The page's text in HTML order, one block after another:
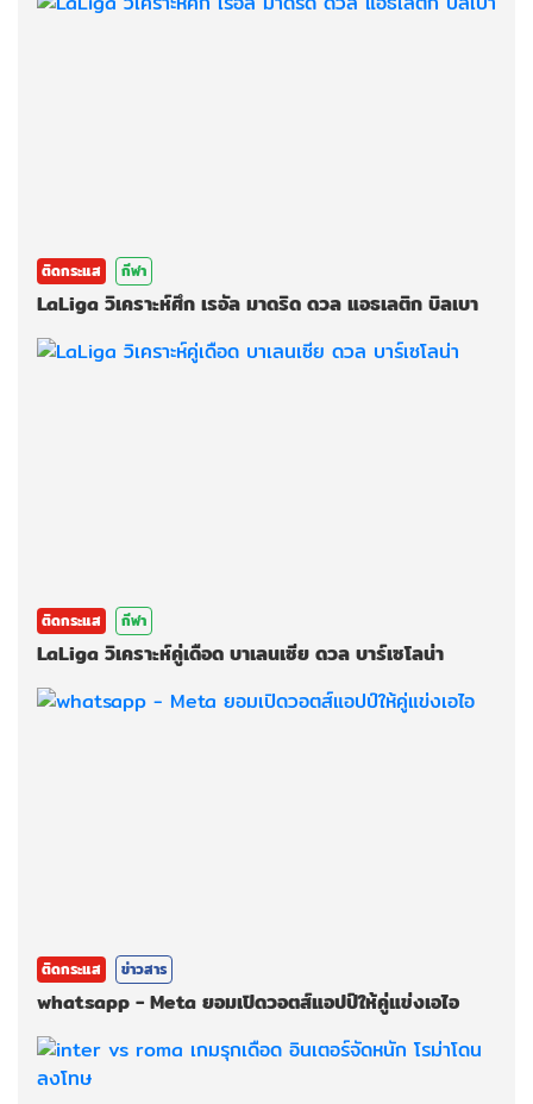
ติดกระแส กีฬา
LaLiga วิเคราะห์ศึก เรอัล มาดริด ดวล แอธเลติก บิลเบา
ติดกระแส กีฬา
LaLiga วิเคราะห์คู่เดือด บาเลนเซีย ดวล บาร์เซโลน่า
ติดกระแส ข่าวสาร
whatsapp - Meta ยอมเปิดวอตส์แอปป์ให้คู่แข่งเอไอ